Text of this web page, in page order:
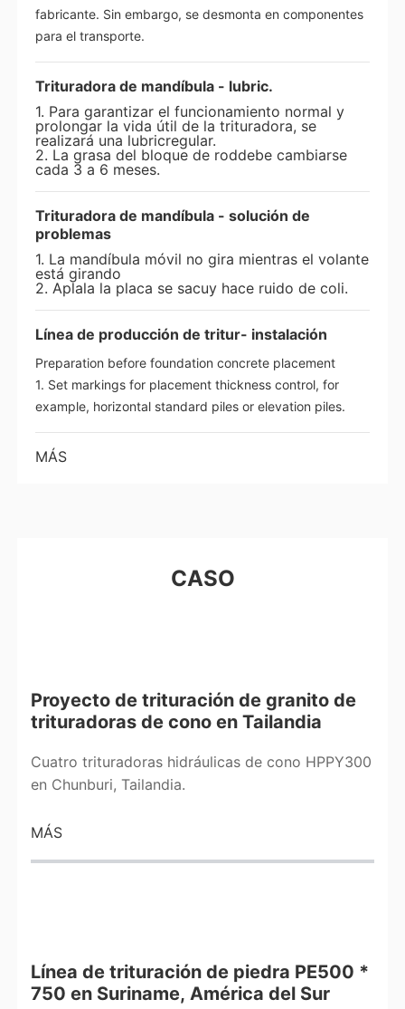
fabricante. Sin embargo, se desmonta en componentes
para el transporte.
Trituradora de mandíbula - lubric.
1. Para garantizar el funcionamiento normal y
prolongar la vida útil de la trituradora, se
realizará una lubricregular.
2. La grasa del bloque de roddebe cambiarse
cada 3 a 6 meses.
Trituradora de mandíbula - solución de
problemas
1. La mandíbula móvil no gira mientras el volante
está girando
2. Aplala la placa se sacuy hace ruido de coli.
Línea de producción de tritur- instalación
Preparation before foundation concrete placement
1. Set markings for placement thickness control, for
example, horizontal standard piles or elevation piles.
MÁS
CASO
Proyecto de trituración de granito de
trituradoras de cono en Tailandia
Cuatro trituradoras hidráulicas de cono HPPY300
en Chunburi, Tailandia.
MÁS
Línea de trituración de piedra PE500 *
750 en Suriname, América del Sur